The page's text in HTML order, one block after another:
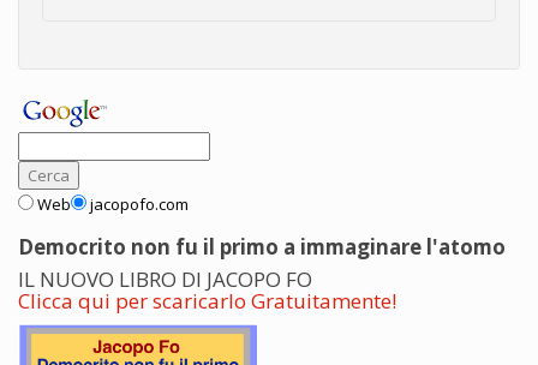
Web jacopofo.com
Democrito non fu il primo a immaginare l'atomo
IL NUOVO LIBRO DI JACOPO FO
Clicca qui per scaricarlo Gratuitamente!